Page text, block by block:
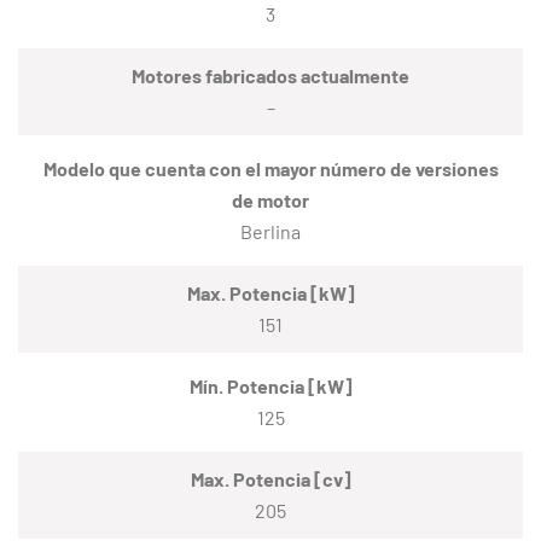
3
Motores fabricados actualmente
–
Modelo que cuenta con el mayor número de versiones
de motor
Berlina
Max. Potencia [kW]
151
Mín. Potencia [kW]
125
Max. Potencia [cv]
205